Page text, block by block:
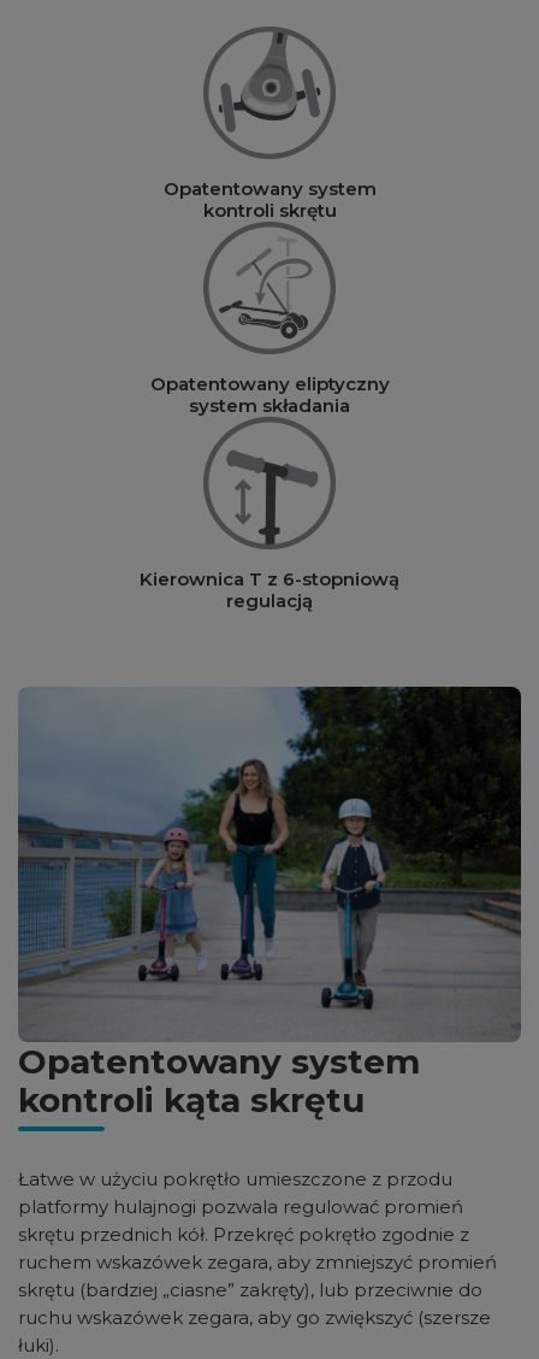
Opatentowany system
kontroli skrętu
Opatentowany eliptyczny
system składania
Kierownica T z 6-stopniową
regulacją
Opatentowany system
kontroli kąta skrętu
Łatwe w użyciu pokrętło umieszczone z przodu
platformy hulajnogi pozwala regulować promień
skrętu przednich kół. Przekręć pokrętło zgodnie z
ruchem wskazówek zegara, aby zmniejszyć promień
skrętu (bardziej „ciasne” zakręty), lub przeciwnie do
ruchu wskazówek zegara, aby go zwiększyć (szersze
łuki).